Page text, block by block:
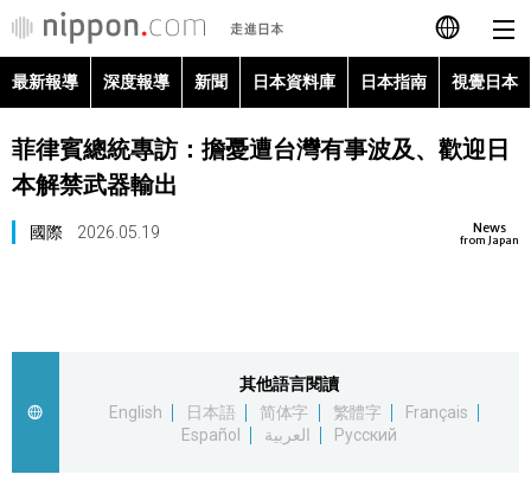
日本語
English
最新報導
最新報導 深度報導 新聞 日本資料庫 日本指南 視覺日本
菲律賓總統專訪：擔憂遭台灣有事波及、歡迎日
本解禁武器輸出
News
from Japan
國際 2026.05.19
其他語言閱讀
English
日本語 简体字 繁體字
Français
Español
العربية Русский